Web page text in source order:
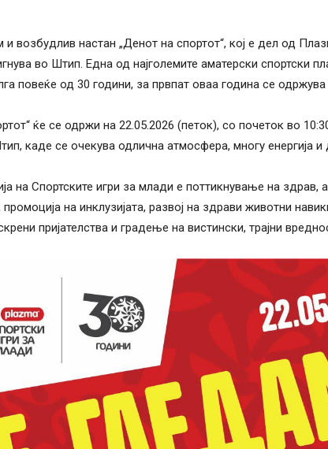
и возбудлив настан „Денот на спортот“, кој е дел од
во Штип. Една од најголемите аматерски спортски
повеќе од 30 години, за првпат оваа година се
ќе се одржи на 22.05.2026 (петок), со почеток во
каде се очекува одлична атмосфера, многу енергија и
на Спортските игри за млади е поттикнување на здрав,
на инклузијата, развој на здрави животни
пријателства и градење на вистински, трајни